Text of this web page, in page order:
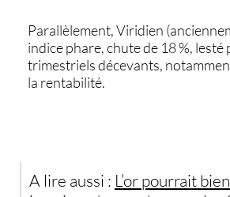
Parallèlement,Viridien
indice phare, chute de 18 %, lesté
trimestriels décevants,
la rentabilité.
A lire aussi : L’or pourrait